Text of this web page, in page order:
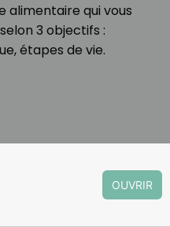
alimentaire qui vous
3 objectifs :
étapes de vie.
OUVRIR